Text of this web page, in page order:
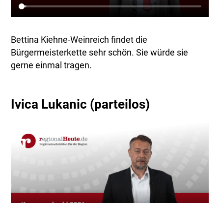
Bettina Kiehne-Weinreich findet die
Bürgermeisterkette sehr schön. Sie würde sie
gerne einmal tragen.
Ivica Lukanic (parteilos)